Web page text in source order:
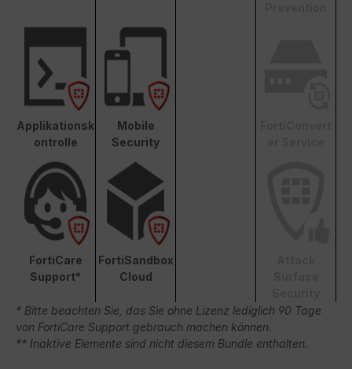
Applikationsk
ontrolle
Mobile
Security
FortiCare
Support*
FortiSandbox
Cloud
* Bitte beachten Sie, das Sie ohne Lizenz lediglich 90 Tage
von FortiCare Support gebrauch machen können.
** Inaktive Elemente sind nicht diesem Bundle enthalten.